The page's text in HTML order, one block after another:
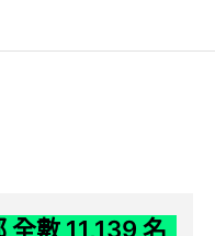
全數 11,139 名